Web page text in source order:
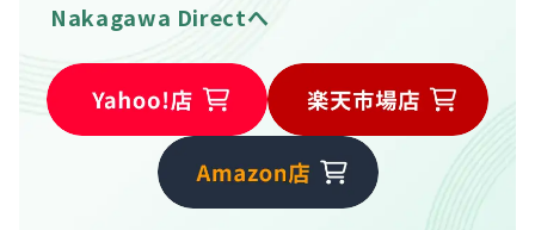
Nakagawa Directへ